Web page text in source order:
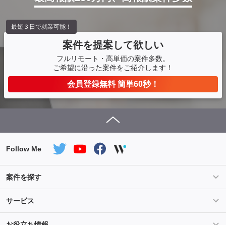
案件を提案して欲しい
フルリモート・高単価の案件多数。
ご希望に沿った案件をご紹介します！
会員登録無料 簡単60秒！
最短３日で就業可能！
Follow Me
案件を探す
条件を指定して案件を探す
Salesforce案件特集 AWS案件特集
サービス
サービス紹介